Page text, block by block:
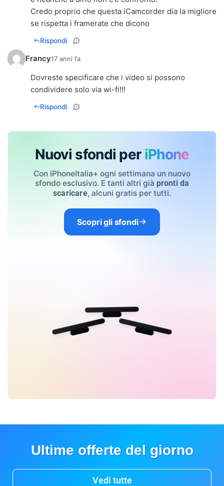
Credo proprio che questa iCamcorder dia la migliore
se rispetta i framerate che dicono
Rispondi
Francy17 anni fa
Dovreste specificare che i video si possono
condividere solo via wi-fi!!!
Rispondi
Nuovi sfondi per iPhone
Con iPhoneItalia+ ogni settimana un nuovo
sfondo esclusivo. E tanti altri già pronti da
scaricare, alcuni gratis per tutti.
Scopri gli sfondi
Ultime offerte del giorno
Vedi tutte